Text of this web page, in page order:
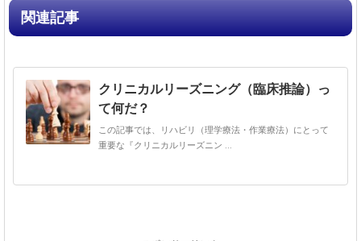
関連記事
クリニカルリーズニング（臨床推論）っ
て何だ？
この記事では、リハビリ（理学療法・作業療法）にとって
重要な『クリニカルリーズニン ...